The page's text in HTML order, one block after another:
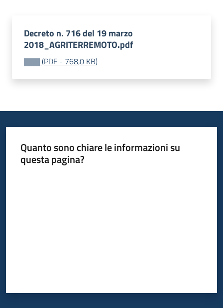
Decreto n. 716 del 19 marzo
2018_AGRITERREMOTO.pdf
(PDF - 768,0 KB)
Quanto sono chiare le informazioni su
questa pagina?